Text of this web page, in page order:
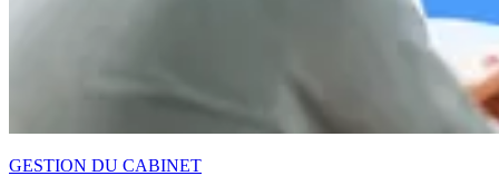
GESTION DU CABINET